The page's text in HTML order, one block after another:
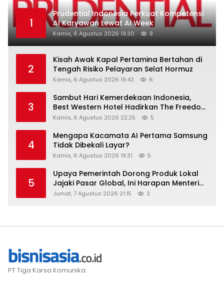
1
Prudential Indonesia Perkuat Kompetensi
AI Karyawan Lewat AI Week
Kamis, 6 Agustus 2026 19:30 9
2
Kisah Awak Kapal Pertamina Bertahan di
Tengah Risiko Pelayaran Selat Hormuz
Kamis, 6 Agustus 2026 19:43 6
3
Sambut Hari Kemerdekaan Indonesia,
Best Western Hotel Hadirkan The Freedom
Stay Diskon Hingga 45%
Kamis, 6 Agustus 2026 22:25 5
4
Mengapa Kacamata AI Pertama Samsung
Tidak Dibekali Layar?
Kamis, 6 Agustus 2026 19:31 5
5
Upaya Pemerintah Dorong Produk Lokal
Jajaki Pasar Global, Ini Harapan Menteri
Perindustrian RI Lewat ILT dan IGT Expo
Jumat, 7 Agustus 2026 21:15 3
PT Tiga Karsa Komunika.